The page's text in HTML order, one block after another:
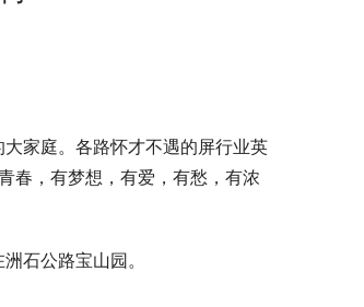
家庭。各路怀才不遇的屏行业英
春，有梦想，有爱，有愁，有浓
石公路宝山园。